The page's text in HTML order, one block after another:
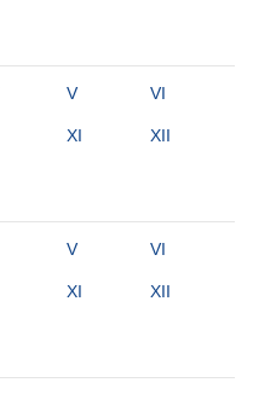
V VI
XI XII
V VI
XI XII